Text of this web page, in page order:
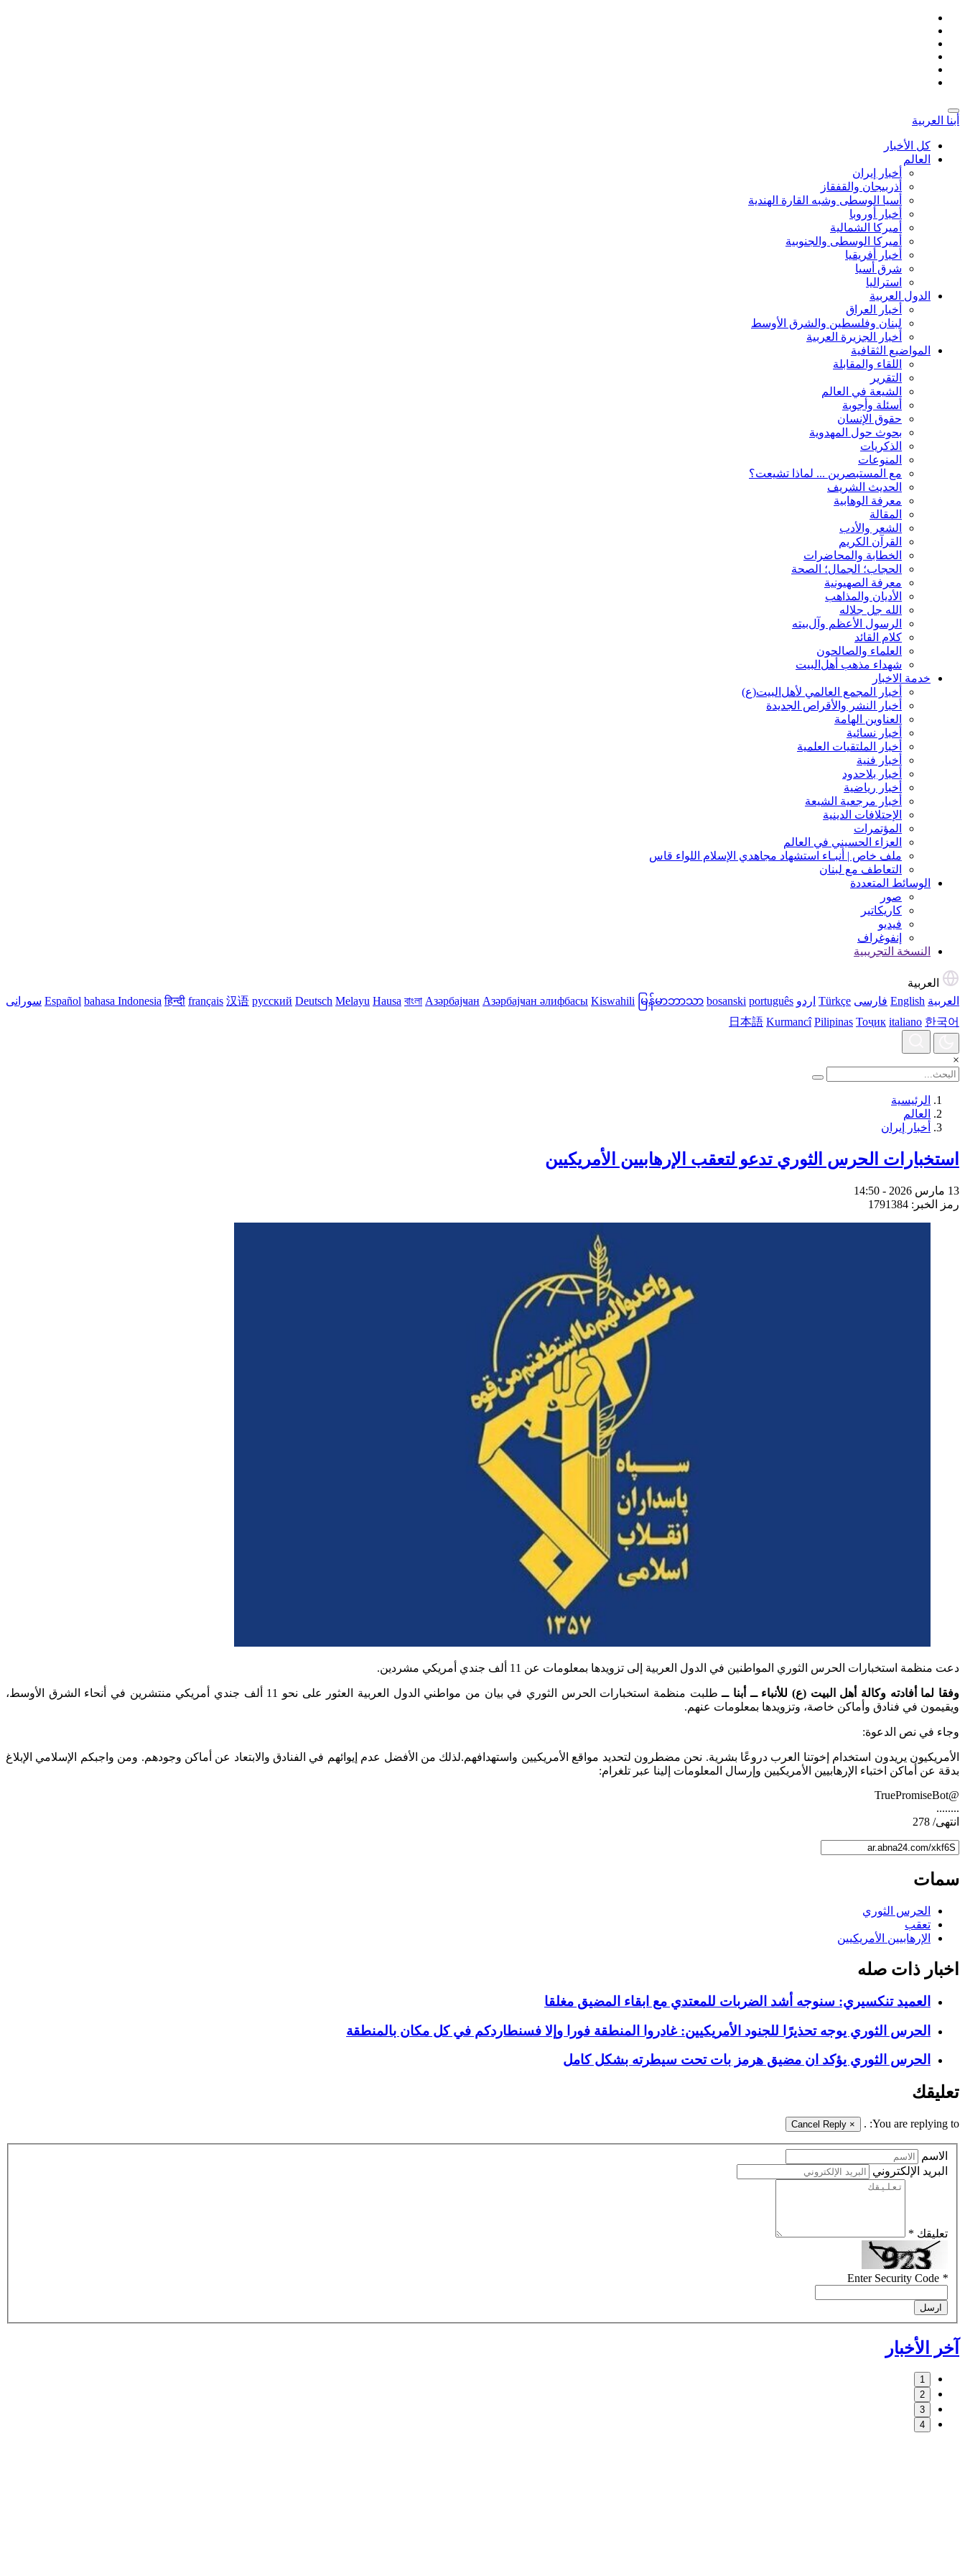
أبنا العربية
کل الأخبار
العالم
أخبار إيران
أذربيجان والقفقاز
أسیا الوسطی وشبه القارة الهندية
أخبار أوروبا
أمیركا الشمالية
أميركا الوسطى والجنوبية
أخبار أفريقيا
شرق أسيا
استراليا
الدول العربیة
أخبار العراق
لبنان وفلسطين والشرق الأوسط
أخبار الجزيرة العربية
المواضيع الثقافية
اللقاء والمقابلة
التقریر
الشیعة في العالم
أسئلة وأجوبة
حقوق الإنسان
بحوث حول المهدوية
الذكريات
المنوعات
مع المستبصرین ... لماذا تشیعت؟
الحدیث الشریف
معرفة الوهابية
المقالة
الشعر والأدب
القرآن الکریم
الخطابة والمحاضرات
الحجاب؛ الجمال؛ الصحة
معرفة الصهيونية
الأديان والمذاهب
الله جل جلاله
الرسول الأعظم وآل‌بیته
کلام القائد
العلماء والصالحون
شهداء مذهب أهل‌‏البیت
خدمة الاخبار
أخبار المجمع العالمي لأهل‌البيت(ع)
أخبار النشر والأقراص الجديدة
العناوين الهامة
أخبار نسائیة
أخبار الملتقيات العلمية
أخبار فنیة
أخبار بلاحدود
أخبار رياضية
أخبار مرجعیة الشیعة
الإحتلافات الدينية
المؤتمرات
العزاء الحسيني في العالم
ملف خاص | أنبـاء استشهاد مجاهدي الإسلام اللواء قاس
التعاطف مع لبنان
الوسائط المتعددة
صور
کاریکاتیر
فیدیو
إنفوغراف
النسخة التجريبية
العربية
العربية English فارسی Türkçe اردو Español bahasa Indonesia हिन्दी français 汉语 русский Deutsch Melayu Hausa বাংলা Азәрбајҹан Азәрбајҹан әлифбасы Kiswahili မြန်မာဘာသာ bosanski português
سورانی
日本語 Kurmancî Pilipinas Тоҷик italiano 한국어
×
الرئيسية
العالم
أخبار إيران
استخبارات الحرس الثوري تدعو لتعقب الإرهابيين الأمريكيين
13 مارس 2026 - 14:50
رمز الخبر: 1791384
دعت منظمة استخبارات الحرس الثوري المواطنين في الدول العربية إلى تزويدها بمعلومات عن 11 ألف جندي أمريكي مشردين.
وفقا لما أفادته وكالة أهل البيت (ع) للأنباء ــ أبنا ــ
طلبت منظمة استخبارات الحرس الثوري في بيان من مواطني الدول العربية العثور على نحو 11 ألف جندي أمريكي منتشرين في أنحاء الشرق الأوسط،
ويقيمون في فنادق وأماكن خاصة، وتزويدها بمعلومات عنهم.
وجاء في نص الدعوة:
الأمريكيون يريدون استخدام إخوتنا العرب دروعًا بشرية. نحن مضطرون لتحديد مواقع الأمريكيين واستهدافهم.لذلك من الأفضل عدم إيوائهم في الفنادق والابتعاد عن أماكن وجودهم. ومن واجبكم الإسلامي الإبلاغ
بدقة عن أماكن اختباء الإرهابيين الأمريكيين وإرسال المعلومات إلينا عبر تلغرام:
@TruePromiseBot
........
انتهى/ 278
سمات
الحرس الثوري
تعقب
الإرهابيين الأمريكيين
اخبار ذات صله
العميد تنكسيري: سنوجه أشد الضربات للمعتدي مع ابقاء المضيق مغلقا
الحرس الثوري يوجه تحذيرًا للجنود الأمريكيين: غادروا المنطقة فورا وإلا فسنطاردكم في كل مكان بالمنطقة
الحرس الثوري يؤكد ان مضيق هرمز بات تحت سيطرته بشكل كامل
تعليقك
You are replying to:
.
×
Cancel Reply
الاسم
البريد الإلكتروني
تعليقك *
*
ارسل
آخر الأخبار
1
2
3
4